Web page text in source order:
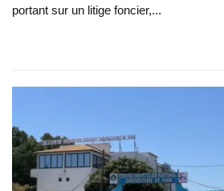
portant sur un litige foncier,...